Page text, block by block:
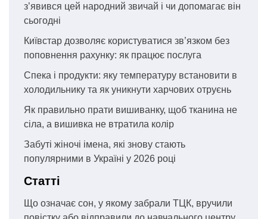
з’явився цей народний звичай і чи допомагає він
сьогодні
Київстар дозволяє користуватися зв’язком без
поповнення рахунку: як працює послуга
Спека і продукти: яку температуру встановити в
холодильнику та як уникнути харчових отруєнь
Як правильно прати вишиванку, щоб тканина не
сіла, а вишивка не втратила колір
Забуті жіночі імена, які знову стають
популярними в Україні у 2026 році
Статті
Що означає сон, у якому забрали ТЦК, вручили